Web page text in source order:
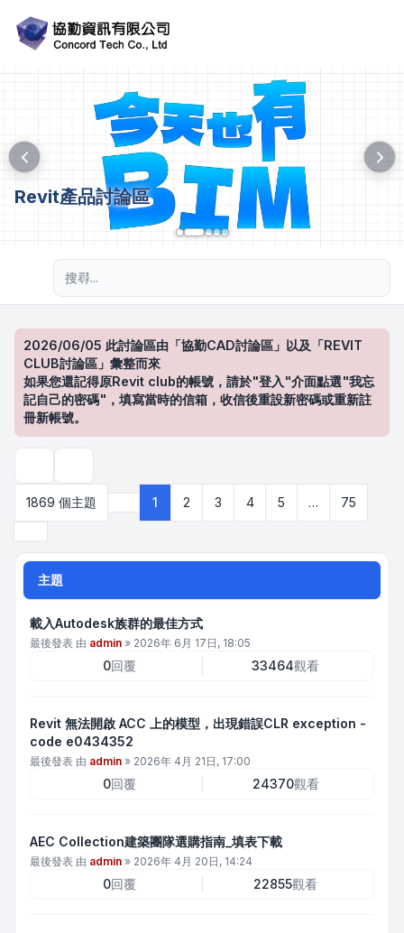
Revit產品討論區
2026/06/05 此討論區由「協勤CAD討論區」以及「REVIT
CLUB討論區」彙整而來
如果您還記得原Revit club的帳號，請於"登入"介面點選"我忘
記自己的密碼"，填寫當時的信箱，收信後重設新密碼或重新註
冊新帳號。
1869 個主題
第1 頁 (共 75 頁)
1 2 3 4 5 …
75
主題
載入Autodesk族群的最佳方式
最後發表 由 admin » 2026年 6月 17日, 18:05
0回覆 33464觀看
Revit 無法開啟 ACC 上的模型，出現錯誤CLR exception -
code e0434352
最後發表 由 admin » 2026年 4月 21日, 17:00
0回覆 24370觀看
AEC Collection建築團隊選購指南_填表下載
最後發表 由 admin » 2026年 4月 20日, 14:24
0回覆 22855觀看